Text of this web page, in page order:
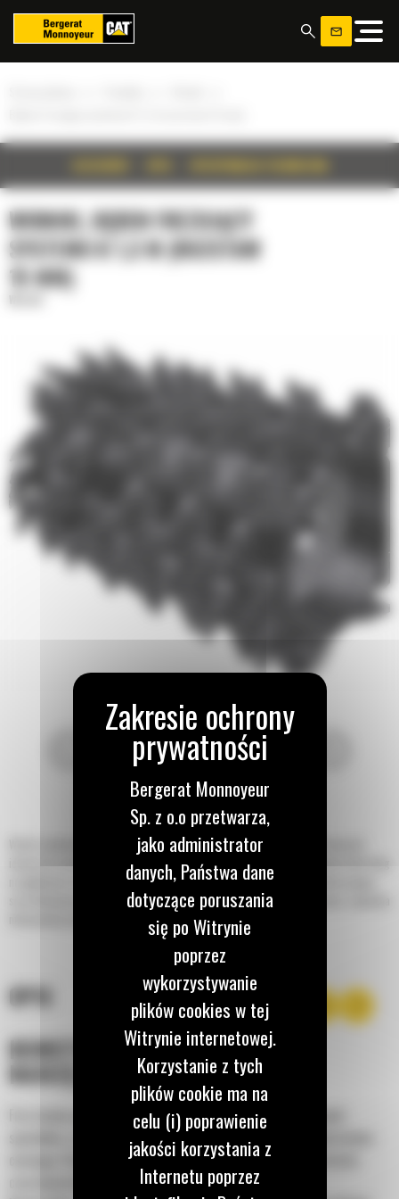
WIRNIKI, BĘBEN FREZUJĄCY
SYSTEMU K 1,3 M (ROZSTAW
15 MM)
Wirnik systemu K do standardowego frezowania o rozstawie frezów 15 mm jest
idealny do usuwania warstwy wierzchniej lub całkowitego usuwania nawierzchni dróg
na głębokości do 330 mm (13 cali). Trwała, wydajna konstrukcja, charakteryzująca
się efektywnym przepływem materiału i doskonałym schematem skrawania, zapewnia
maksymalną wydajność frezowania.
OPIS
KONSTRUKCJA UCHWYTU
NARZĘDZIOWEGO
Frez można usuwać z uchwytu narzędziowego na wiele różnych
sposobów, a w wirniku zastosowano unikalne mocowanie pierścienia
ciernego. Dzięki temu można szybciej wymieniać części i skrócić
czas konserwacji wirnika krótszy.
Panel zarządzania plikami cookies
Bergerat Monnoyeur
Sp. z o.o przetwarza,
jako administrator
danych, Państwa dane
dotyczące poruszania
się po Witrynie
poprzez
wykorzystywanie
plików cookies w tej
Witrynie internetowej.
Korzystanie z tych
plików cookie ma na
celu (i) poprawienie
jakości korzystania z
Internetu poprzez